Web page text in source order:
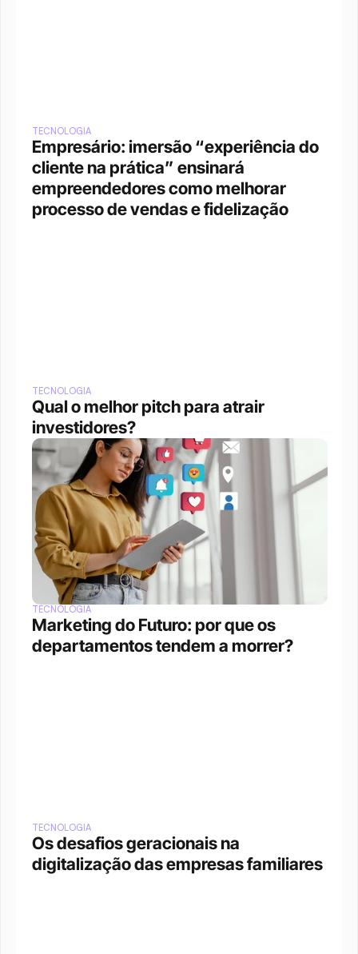
TECNOLOGIA
Empresário: imersão “experiência do
cliente na prática” ensinará
empreendedores como melhorar
processo de vendas e fidelização
TECNOLOGIA
Qual o melhor pitch para atrair
investidores?
TECNOLOGIA
Marketing do Futuro: por que os
departamentos tendem a morrer?
TECNOLOGIA
Os desafios geracionais na
digitalização das empresas familiares